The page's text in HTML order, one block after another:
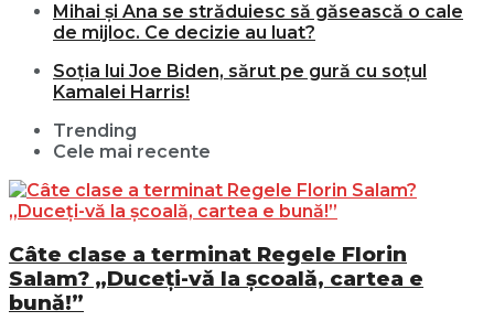
Mihai și Ana se străduiesc să găsească o cale
de mijloc. Ce decizie au luat?
Soția lui Joe Biden, sărut pe gură cu soțul
Kamalei Harris!
Trending
Cele mai recente
Câte clase a terminat Regele Florin
Salam? „Duceți-vă la școală, cartea e
bună!”